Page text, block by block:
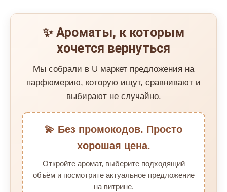
✨ Ароматы, к которым
хочется вернуться
Мы собрали в U маркет предложения на
парфюмерию, которую ищут, сравнивают и
выбирают не случайно.
💫 Без промокодов. Просто
хорошая цена.
Откройте аромат, выберите подходящий
объём и посмотрите актуальное предложение
на витрине.